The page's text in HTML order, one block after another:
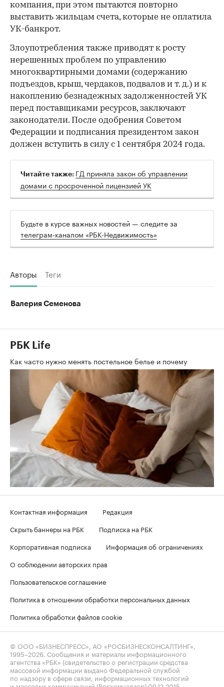
компания, при этом пытаются повторно
выставить жильцам счета, которые не оплатила
УК-банкрот.
Злоупотребления также приводят к росту
нерешенных проблем по управлению
многоквартирными домами (содержанию
подъездов, крыш, чердаков, подвалов и т. д.) и к
накоплению безнадежных задолженностей УК
перед поставщиками ресурсов, заключают
законодатели. После одобрения Советом
Федерации и подписания президентом закон
должен вступить в силу с 1 сентября 2024 года.
Читайте также: ГД приняла закон об управлении
домами с просроченной лицензией УК
Будьте в курсе важных новостей — следите за
телеграм-каналом «РБК-Недвижимость»
Авторы Теги
Валерия Семенова
РБК Life
Как часто нужно менять постельное белье и почему
Контактная информация
Редакция
Скрыть баннеры на РБК
Подписка на РБК
Корпоративная подписка
Информация об ограничениях
О соблюдении авторских прав
Пользовательское соглашение
Политика в отношении обработки персональных данных
Политика обработки файлов cookie
© ООО «БИЗНЕСПРЕСС», АО «РОСБИЗНЕСКОНСАЛТИНГ»,
1995–2026 . Сообщения и материалы информационного
агентства «РБК» (свидетельство о регистрации средства
массовой информации выдано Федеральной службой
по надзору в сфере связи, информационных технологий